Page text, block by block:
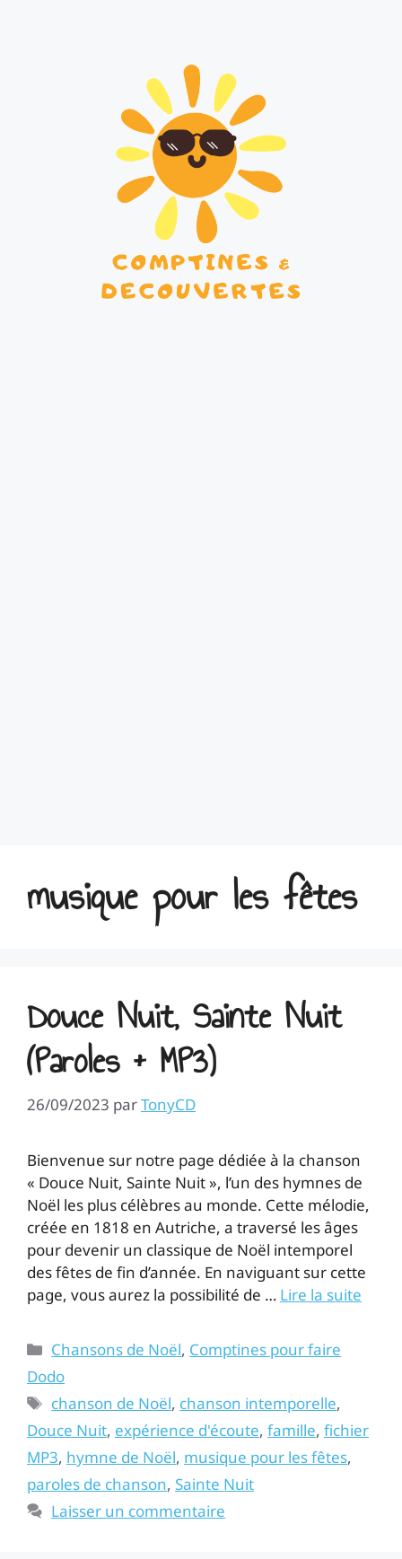
musique pour les fêtes
Douce Nuit, Sainte Nuit
(Paroles + MP3)
26/09/2023 parTonyCD
Bienvenue sur notre page dédiée à la chanson
« Douce Nuit, Sainte Nuit », l’un des hymnes de
Noël les plus célèbres au monde. Cette mélodie,
créée en 1818 en Autriche, a traversé les âges
pour devenir un classique de Noël intemporel
des fêtes de fin d’année. En naviguant sur cette
page, vous aurez la possibilité de … Lire la suite
Chansons de Noël, Comptines pour faire
Dodo
chanson de Noël, chanson intemporelle,
Douce Nuit, expérience d'écoute, famille, fichier
MP3, hymne de Noël, musique pour les fêtes,
paroles de chanson, Sainte Nuit
Laisser un commentaire